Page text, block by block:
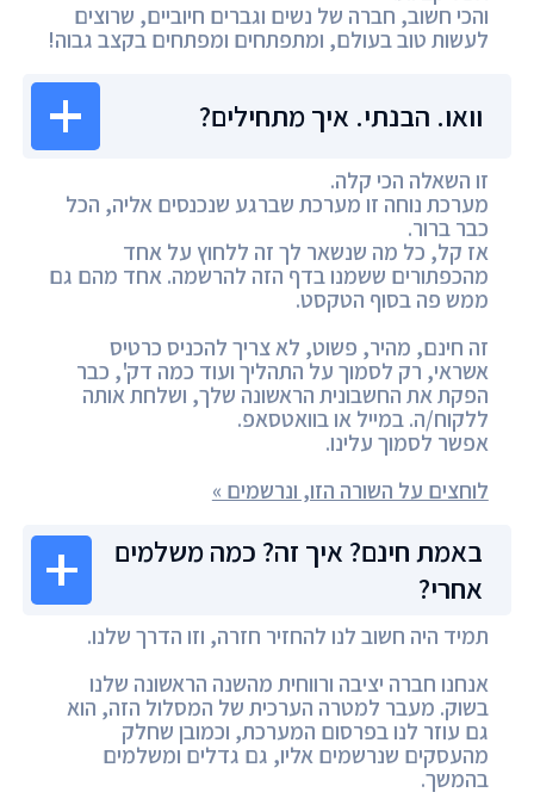
והכי חשוב, חברה של נשים וגברים חיוביים, שרוצים
לעשות טוב בעולם, ומתפתחים ומפתחים בקצב גבוה!
וואו. הבנתי. איך מתחילים?
זו השאלה הכי קלה.
מערכת נוחה זו מערכת שברגע שנכנסים אליה, הכל
כבר ברור.
אז קל, כל מה שנשאר לך זה ללחוץ על אחד
מהכפתורים ששמנו בדף הזה להרשמה. אחד מהם גם
ממש פה בסוף הטקסט.
זה חינם, מהיר, פשוט, לא צריך להכניס כרטיס
אשראי, רק לסמוך על התהליך ועוד כמה דק', כבר
הפקת את החשבונית הראשונה שלך, ושלחת אותה
ללקוח/ה. במייל או בוואטסאפ.
אפשר לסמוך עלינו.
לוחצים על השורה הזו, ונרשמים »
באמת חינם? איך זה? כמה משלמים
אחרי?
תמיד היה חשוב לנו להחזיר חזרה, וזו הדרך שלנו.
אנחנו חברה יציבה ורווחית מהשנה הראשונה שלנו
בשוק. מעבר למטרה הערכית של המסלול הזה, הוא
גם עוזר לנו בפרסום המערכת, וכמובן שחלק
מהעסקים שנרשמים אליו, גם גדלים ומשלמים
בהמשך.